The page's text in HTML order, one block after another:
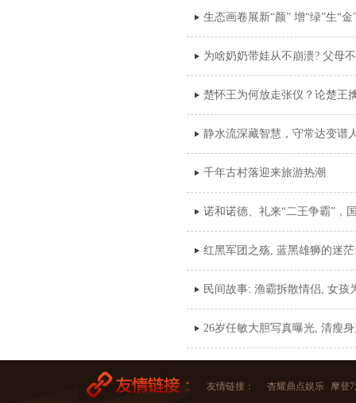
生态画卷展新“颜” 增“绿”生“
为啥奶奶带娃从不崩溃? 父母
楚怀王为何放走张仪？论楚王
静水流深藏智慧，守常达变谱
千年古村落迎来旅游热潮
诺和诺德、礼来“二王争霸”，
红黑军团之殇, 蓝黑雄狮的迷
民间故事: 渔霸拆散情侣, 女孩
26岁任敏大胆写真曝光, 清瘦
友情链接： 杏耀鼎点娱乐 摩登